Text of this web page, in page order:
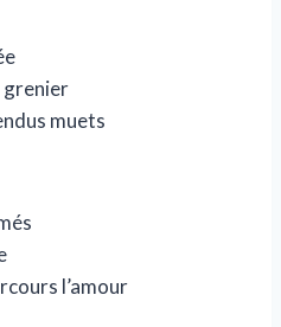
grenier
muets
l’amour